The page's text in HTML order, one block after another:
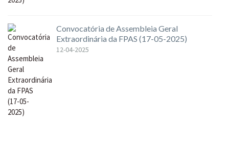
Convocatória de Assembleia Geral
Extraordinária da FPAS (17-05-2025)
12-04-2025